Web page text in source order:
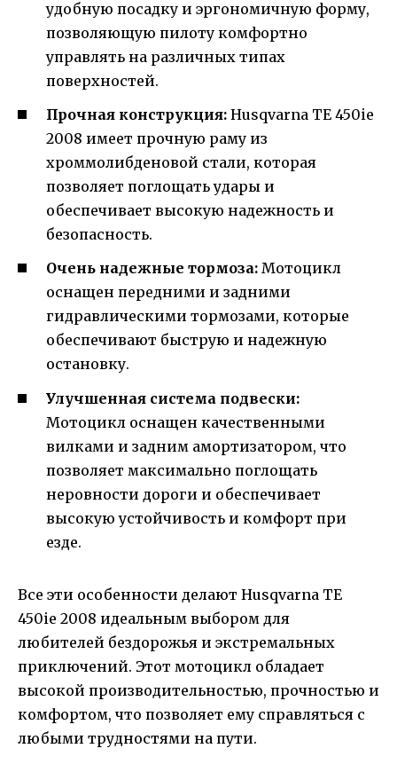
удобную посадку и эргономичную форму,
позволяющую пилоту комфортно
управлять на различных типах
поверхностей.
Прочная конструкция: Husqvarna TE 450ie
2008 имеет прочную раму из
хроммолибденовой стали, которая
позволяет поглощать удары и
обеспечивает высокую надежность и
безопасность.
Очень надежные тормоза: Мотоцикл
оснащен передними и задними
гидравлическими тормозами, которые
обеспечивают быструю и надежную
остановку.
Улучшенная система подвески:
Мотоцикл оснащен качественными
вилками и задним амортизатором, что
позволяет максимально поглощать
неровности дороги и обеспечивает
высокую устойчивость и комфорт при
езде.
Все эти особенности делают Husqvarna TE
450ie 2008 идеальным выбором для
любителей бездорожья и экстремальных
приключений. Этот мотоцикл обладает
высокой производительностью, прочностью и
комфортом, что позволяет ему справляться с
любыми трудностями на пути.